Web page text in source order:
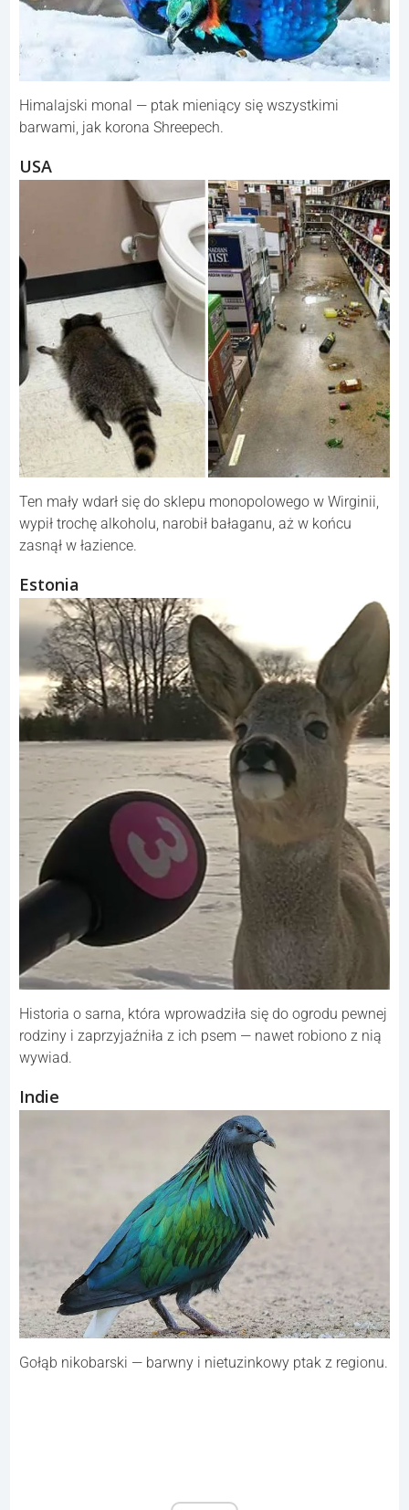
Himalajski monal — ptak mieniący się wszystkimi
barwami, jak korona Shreepech.
USA
Ten mały wdarł się do sklepu monopolowego w Wirginii,
wypił trochę alkoholu, narobił bałaganu, aż w końcu
zasnął w łazience.
Estonia
Historia o sarna, która wprowadziła się do ogrodu pewnej
rodziny i zaprzyjaźniła z ich psem — nawet robiono z nią
wywiad.
Indie
Gołąb nikobarski — barwny i nietuzinkowy ptak z regionu.